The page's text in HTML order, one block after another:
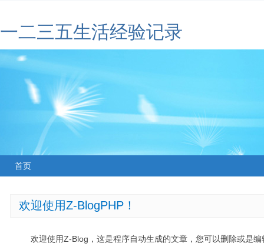
一二三五生活经验记录
首页
欢迎使用Z-BlogPHP！
欢迎使用Z-Blog，这是程序自动生成的文章，您可以删除或是编